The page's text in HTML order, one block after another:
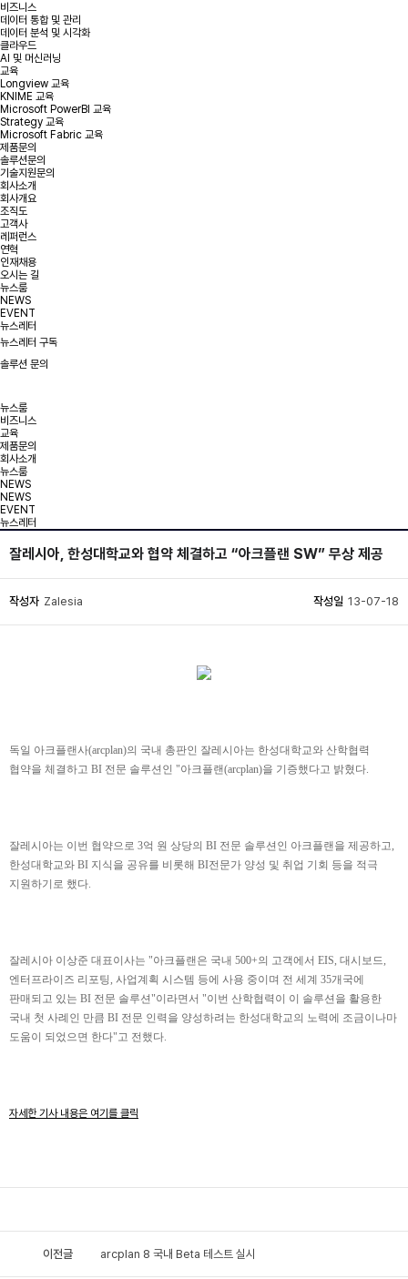
비즈니스
데이터 통합 및 관리
데이터 분석 및 시각화
클라우드
AI 및 머신러닝
교육
Longview 교육
KNIME 교육
Microsoft PowerBI 교육
Strategy 교육
Microsoft Fabric 교육
제품문의
솔루션문의
기술지원문의
회사소개
회사개요
조직도
고객사
레퍼런스
연혁
인재채용
오시는 길
뉴스룸
NEWS
EVENT
뉴스레터
뉴스레터 구독
솔루션 문의
뉴스룸
비즈니스
교육
제품문의
회사소개
뉴스룸
NEWS
NEWS
EVENT
뉴스레터
잘레시아, 한성대학교와 협약 체결하고 “아크플랜 SW” 무상 제공
작성자 Zalesia 작성일 13-07-18
독일 아크플랜사(arcplan)의 국내 총판인 잘레시아는 한성대학교와 산학협력
협약을 체결하고 BI 전문 솔루션인 "아크플랜(arcplan)을 기증했다고 밝혔다.
잘레시아는 이번 협약으로 3억 원 상당의 BI 전문 솔루션인 아크플랜을 제공하고,
한성대학교와 BI 지식을 공유를 비롯해 BI전문가 양성 및 취업 기회 등을 적극
지원하기로 했다.
잘레시아 이상준 대표이사는 "아크플랜은 국내 500+의 고객에서 EIS, 대시보드,
엔터프라이즈 리포팅, 사업계획 시스템 등에 사용 중이며 전 세계 35개국에
판매되고 있는 BI 전문 솔루션"이라면서 "이번 산학협력이 이 솔루션을 활용한
국내 첫 사례인 만큼 BI 전문 인력을 양성하려는 한성대학교의 노력에 조금이나마
도움이 되었으면 한다"고 전했다.
자세한 기사 내용은 여기를 클릭
이전글 arcplan 8 국내 Beta 테스트 실시